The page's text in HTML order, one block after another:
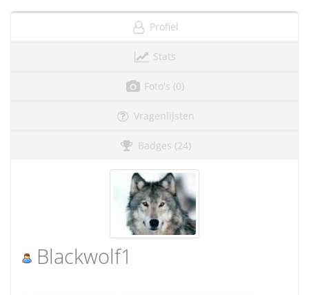
Profiel
Stats
Foto's (0)
Vragenlijsten
Badges (24)
Blackwolf1